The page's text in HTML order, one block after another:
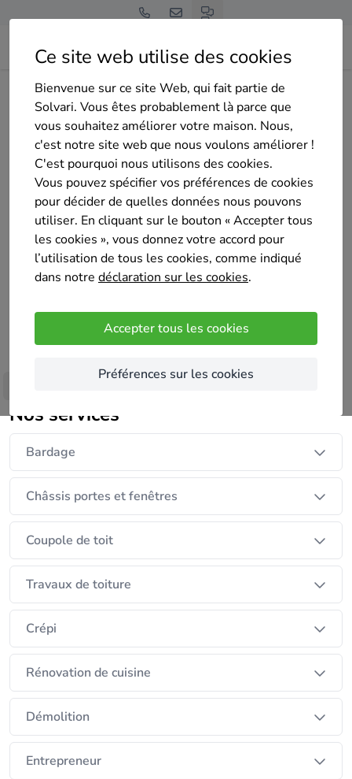
Ce site web utilise des cookies
Bienvenue sur ce site Web, qui fait partie de
Solvari. Vous êtes probablement là parce que
vous souhaitez améliorer votre maison. Nous,
c'est notre site web que nous voulons améliorer !
C'est pourquoi nous utilisons des cookies.
Vous pouvez spécifier vos préférences de cookies
pour décider de quelles données nous pouvons
utiliser. En cliquant sur le bouton « Accepter tous
les cookies », vous donnez votre accord pour
l’utilisation de tous les cookies, comme indiqué
dans notre déclaration sur les cookies.
Accepter tous les cookies
Préférences sur les cookies
Home Isolation du sol Hainaut Quiévrain MTI/IHP
MTI/IHP
Sélectionné 14 fois
(1 avis)
Quiévrain
Entreprises de Bâtiment spécialisées en Toitures et
le patron Présent sur le chantier
Nos services
Bardage
Châssis portes et fenêtres
Coupole de toit
Travaux de toiture
Crépi
Rénovation de cuisine
Démolition
Entrepreneur